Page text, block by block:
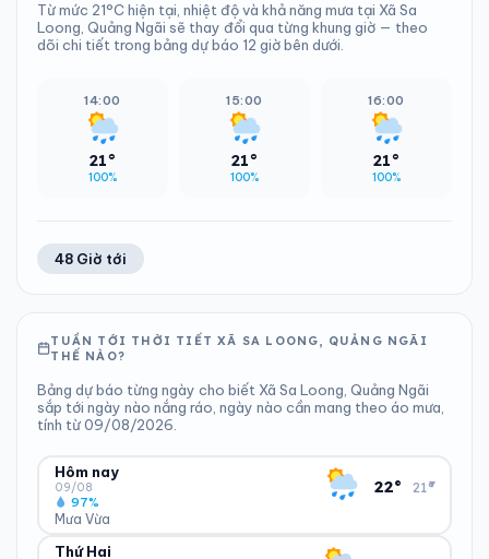
Từ mức 21°C hiện tại, nhiệt độ và khả năng mưa tại Xã Sa
Loong, Quảng Ngãi sẽ thay đổi qua từng khung giờ — theo
dõi chi tiết trong bảng dự báo 12 giờ bên dưới.
14:00
21°
100%
15:00
21°
100%
16:00
21°
100%
48 Giờ tới
TUẦN TỚI THỜI TIẾT XÃ SA LOONG, QUẢNG NGÃI
THẾ NÀO?
Bảng dự báo từng ngày cho biết Xã Sa Loong, Quảng Ngãi
sắp tới ngày nào nắng ráo, ngày nào cần mang theo áo mưa,
tính từ 09/08/2026.
Hôm nay
09/08
Mưa Vừa
97%
22° 21°
▾
ĐỘ ẨM
Thứ Hai